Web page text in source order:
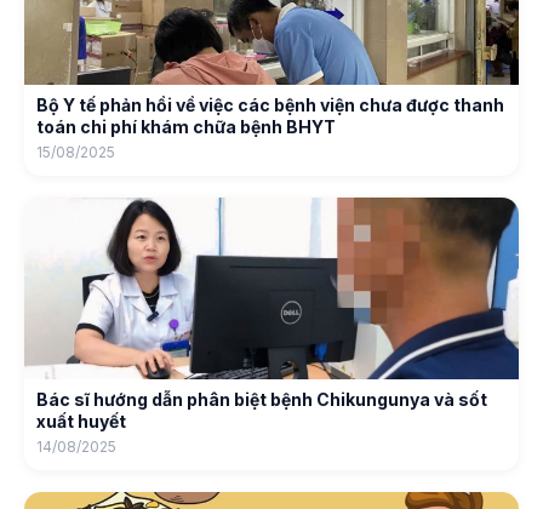
Bộ Y tế phản hồi về việc các bệnh viện chưa được thanh
toán chi phí khám chữa bệnh BHYT
15/08/2025
Bác sĩ hướng dẫn phân biệt bệnh Chikungunya và sốt
xuất huyết
14/08/2025